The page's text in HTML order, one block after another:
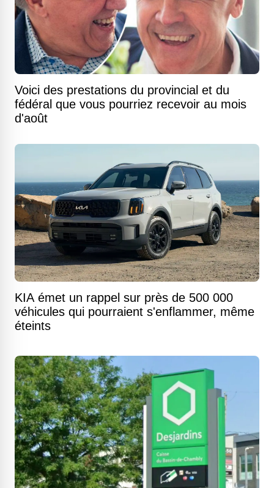
Voici des prestations du provincial et du
fédéral que vous pourriez recevoir au mois
d'août
KIA émet un rappel sur près de 500 000
véhicules qui pourraient s'enflammer, même
éteints